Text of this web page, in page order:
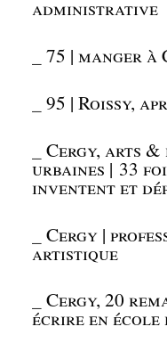
administrative
_75 | manger à
_95 | Roissy,
_Cergy, arts &
urbaines | 33
inventent et
_Cergy |
artistique
_Cergy, 20
écrire en école